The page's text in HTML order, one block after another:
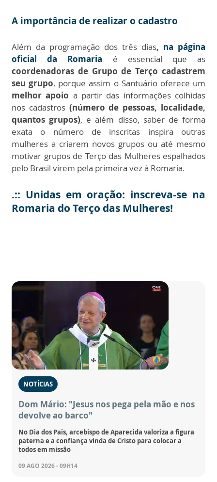
A importância de realizar o cadastro
Além da programação dos três dias, na página
oficial da Romaria
é essencial que as
coordenadoras de Grupo de Terço cadastrem
seu grupo, porque assim o Santuário oferece um
melhor apoio a partir das informações colhidas
nos cadastros(número de pessoas, localidade,
quantos grupos), e além disso, saber de forma
exata o número de inscritas inspira outras
mulheres a criarem novos grupos ou até mesmo
motivar grupos de Terço das Mulheres espalhados
pelo Brasil virem pela primeira vez à Romaria.
.:: Unidas em oração: inscreva-se na
Romaria do Terço das Mulheres!
NOTÍCIAS
Dom Mário: "Jesus nos pega pela mão e nos
devolve ao barco"
No Dia dos Pais, arcebispo de Aparecida valoriza a figura
paterna e a confiança vinda de Cristo para colocar a
todos em missão
09 AGO 2026 - 09H14